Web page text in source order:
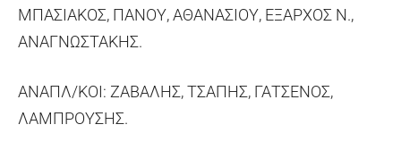
ΜΠΑΣΙΑΚΟΣ, ΠΑΝΟΥ, ΑΘΑΝΑΣΙΟΥ, ΕΞΑΡΧΟΣ Ν.,
ΑΝΑΓΝΩΣΤΑΚΗΣ.
ΑΝΑΠΛ/ΚΟΙ: ΖΑΒΑΛΗΣ, ΤΣΑΠΗΣ, ΓΑΤΣΕΝΟΣ,
ΛΑΜΠΡΟΥΣΗΣ.